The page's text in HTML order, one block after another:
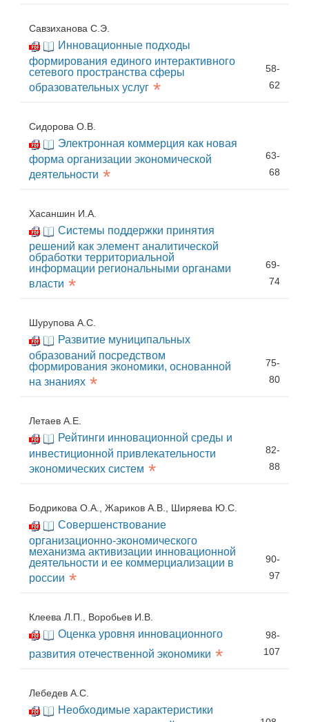
Савзиханова С.Э.
Инновационные подходы
формирования единого интерактивного
сетевого пространства сферы
образовательных услуг *
58-
62
Сидорова О.В.
Электронная коммерция как новая
форма организации экономической
деятельности *
63-
68
Хасаншин И.А.
Системы поддержки принятия
решений как элемент аналитической
обработки территориальной
информации региональными органами
власти *
69-
74
Шурупова А.С.
Развитие муниципальных
образований посредством
формирования экономики, основанной
на знаниях *
75-
80
Летаев А.Е.
Рейтинги инновационной среды и
инвестиционной привлекательности
экономических систем *
82-
88
Бодрикова О.А., Жариков А.В., Ширяева Ю.С.
Совершенствование
организационно-экономического
механизма активизации инновационной
деятельности и ее коммерциализации в
россии *
90-
97
Клеева Л.П., Воробьев И.В.
Оценка уровня инновационного
развития отечественной экономики *
98-
107
Лебедев А.С.
Необходимые характеристики